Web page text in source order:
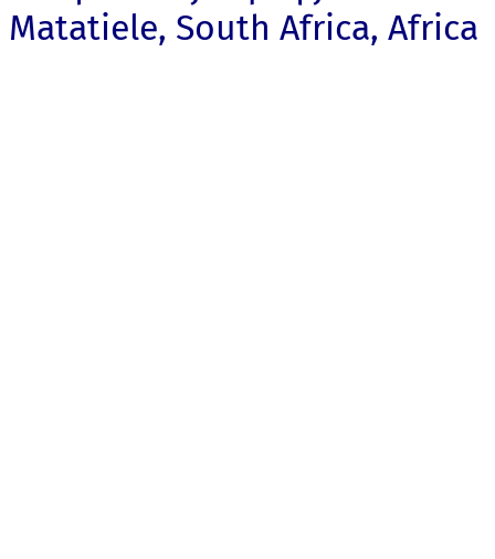
Matatiele, South Africa, Africa